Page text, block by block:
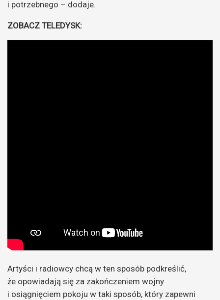
i potrzebnego – dodaje.
ZOBACZ TELEDYSK:
Artyści i radiowcy chcą w ten sposób podkreślić,
że opowiadają się za zakończeniem wojny
i osiągnięciem pokoju w taki sposób, który zapewni